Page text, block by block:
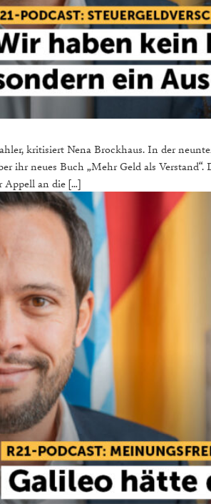
kritisiert Nena Brockhaus. In der
ihr neues Buch „Mehr Geld als
Appell an die […]